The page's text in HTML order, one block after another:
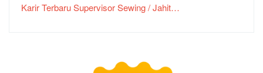
Karir Terbaru Supervisor Sewing / Jahit…